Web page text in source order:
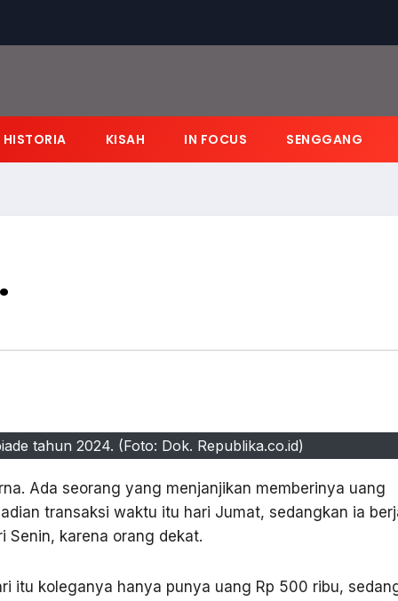
HISTORIA KISAH IN FOCUS SENGGANG
tahun 2024. (Foto: Dok. Republika.co.id)
Ada seorang yang menjanjikan memberinya uang
transaksi waktu itu hari Jumat, sedangkan ia
Senin, karena orang dekat.
itu koleganya hanya punya uang Rp 500 ribu,